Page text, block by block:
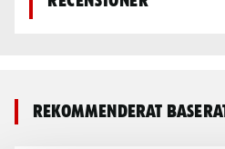
Rekommenderat